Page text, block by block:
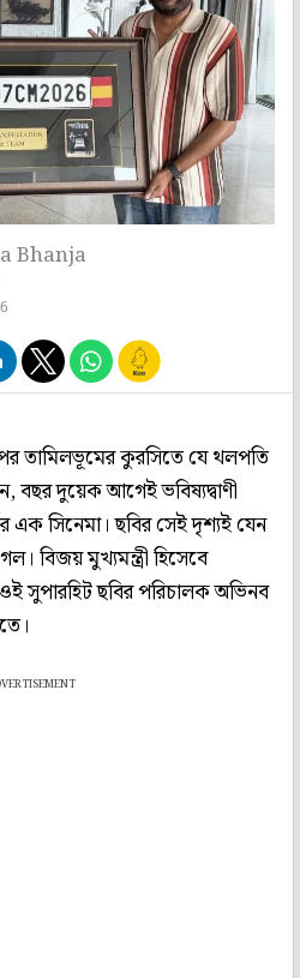
Bhanja
তামিলভূমের কুরসিতে যে থলপতি
বছর দুয়েক আগেই ভবিষ্যদ্বাণী
এক সিনেমা। ছবির সেই দৃশ্যই যেন
বিজয় মুখ্যমন্ত্রী হিসেবে
সুপারহিট ছবির পরিচালক অভিনব